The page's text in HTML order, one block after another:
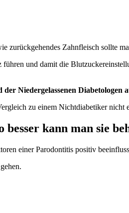
zurückgehendes Zahnfleisch sollte
und damit die
Niedergelassenen Diabetologen
zu einem Nichtdiabetiker nicht
kann man sie
einer Parodontitis positiv